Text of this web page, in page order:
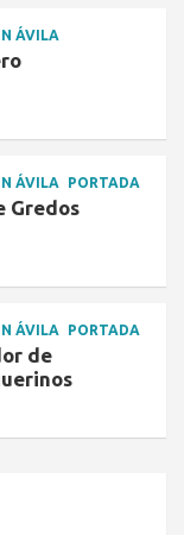
ÁVILA
ÁVILA PORTADA
Gredos
ÁVILA PORTADA
de